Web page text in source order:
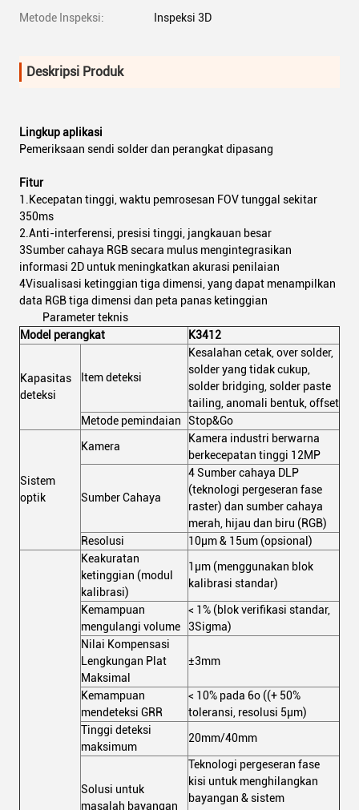
Metode Inspeksi: Inspeksi 3D
Deskripsi Produk
Lingkup aplikasi
Pemeriksaan sendi solder dan perangkat dipasang
Fitur
1.Kecepatan tinggi, waktu pemrosesan FOV tunggal sekitar
350ms
2.Anti-interferensi, presisi tinggi, jangkauan besar
3Sumber cahaya RGB secara mulus mengintegrasikan
informasi 2D untuk meningkatkan akurasi penilaian
4Visualisasi ketinggian tiga dimensi, yang dapat menampilkan
data RGB tiga dimensi dan peta panas ketinggian
Parameter teknis
Model perangkat
K3412
Kapasitas
deteksi
Item deteksi
Kesalahan cetak, over solder,
solder yang tidak cukup,
solder bridging, solder paste
tailing, anomali bentuk, offset
Metode pemindaian
Stop&Go
Sistem
optik
Kamera
Kamera industri berwarna
berkecepatan tinggi 12MP
Sumber Cahaya
4 Sumber cahaya DLP
(teknologi pergeseran fase
raster) dan sumber cahaya
merah, hijau dan biru (RGB)
Resolusi
10μm & 15um (opsional)
Keakuratan
ketinggian (modul
kalibrasi)
1μm (menggunakan blok
kalibrasi standar)
Kemampuan
mengulangi volume
< 1% (blok verifikasi standar,
3Sigma)
Nilai Kompensasi
Lengkungan Plat
Maksimal
±3mm
Kemampuan
mendeteksi GRR
< 10% pada 6o ((+ 50%
toleransi, resolusi 5μm)
Tinggi deteksi
maksimum
20mm/40mm
Solusi untuk
masalah bayangan
Teknologi pergeseran fase
kisi untuk menghilangkan
bayangan & sistem